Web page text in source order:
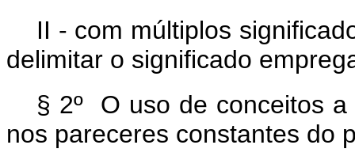
II - com múltiplos
delimitar o significado
§ 2º O uso de conceitos
nos pareceres constantes do